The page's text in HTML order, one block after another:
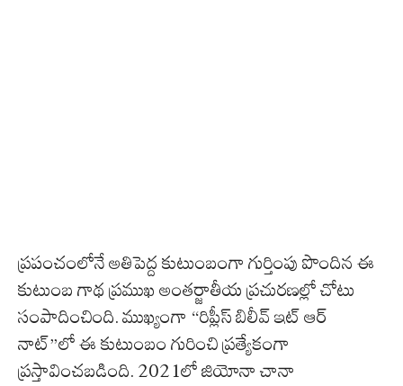
ప్రపంచంలోనే అతిపెద్ద కుటుంబంగా గుర్తింపు పొందిన ఈ
కుటుంబ గాథ ప్రముఖ అంతర్జాతీయ ప్రచురణల్లో చోటు
సంపాదించింది. ముఖ్యంగా “రిప్లీస్ బిలీవ్ ఇట్ ఆర్
నాట్”లో ఈ కుటుంబం గురించి ప్రత్యేకంగా
ప్రస్తావించబడింది. 2021లో జియోనా చానా